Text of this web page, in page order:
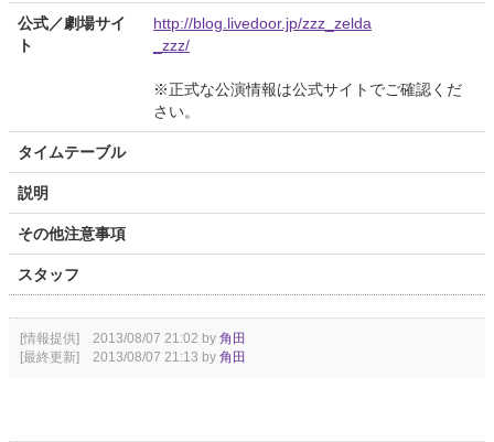
公式／劇場サイ
ト
http://blog.livedoor.jp/zzz_zelda
_zzz/
※正式な公演情報は公式サイトでご確認くだ
さい。
タイムテーブル
説明
その他注意事項
スタッフ
[情報提供] 2013/08/07 21:02 by 角田
[最終更新] 2013/08/07 21:13 by 角田